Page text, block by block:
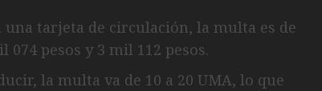
tarjeta de circulación, la multa es de
pesos y 3 mil 112 pesos.
la multa va de 10 a 20 UMA, lo que